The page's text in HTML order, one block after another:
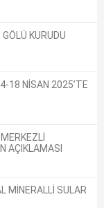
KURUDU
18 NİSAN 2025’TE
AÇIKLAMASI
MİNERALLİ SULAR